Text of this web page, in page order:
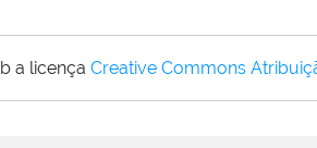
a licença Creative Commons